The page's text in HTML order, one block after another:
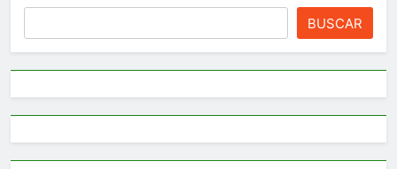
BUSCAR